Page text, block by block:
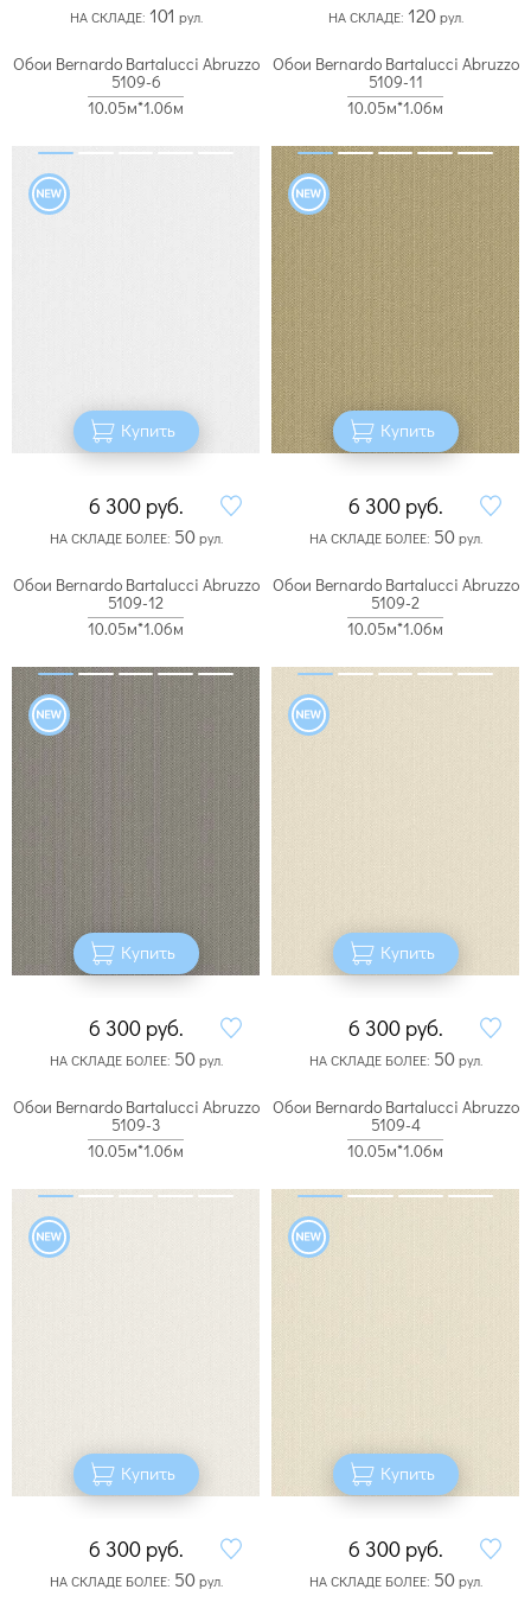
НА СКЛАДЕ: 101 рул. НА СКЛАДЕ: 120рул.
Обои Bernardo Bartalucci Abruzzo
5109-6
10.05м*1.06м
Купить
6 300 руб.
НА СКЛАДЕ БОЛЕЕ: 50рул.
Обои Bernardo Bartalucci Abruzzo
5109-11
10.05м*1.06м
Купить
6 300 руб.
НА СКЛАДЕ БОЛЕЕ: 50рул.
Обои Bernardo Bartalucci Abruzzo
5109-12
10.05м*1.06м
Купить
6 300 руб.
НА СКЛАДЕ БОЛЕЕ: 50рул.
Обои Bernardo Bartalucci Abruzzo
5109-2
10.05м*1.06м
Купить
6 300 руб.
НА СКЛАДЕ БОЛЕЕ: 50рул.
Обои Bernardo Bartalucci Abruzzo
5109-3
10.05м*1.06м
Купить
6 300 руб.
НА СКЛАДЕ БОЛЕЕ: 50рул.
Обои Bernardo Bartalucci Abruzzo
5109-4
10.05м*1.06м
Купить
6 300 руб.
НА СКЛАДЕ БОЛЕЕ: 50рул.